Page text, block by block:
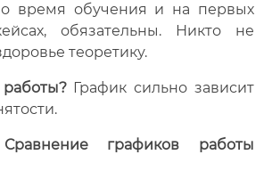
время обучения и на первых
обязательны. Никто не
теоретику.
График сильно зависит
графиков работы